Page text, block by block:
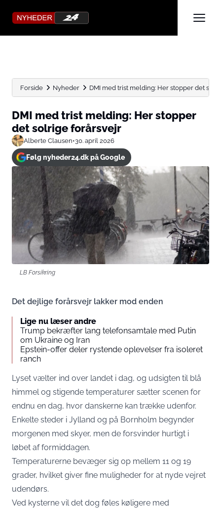
Forside Nyheder DMI med trist melding: Her stopper det
DMI med trist melding: Her stopper
det solrige forårsvejr
Alberte Clausen•30. april 2026
Følg nyheder24.dk på Google
LB Forsikring
Det dejlige forårsvejr lakker mod enden
Lige nu læser andre
Trump bekræfter lang telefonsamtale med Putin
om Ukraine og Iran
Epstein-offer deler rystende oplevelser fra isoleret
ranch
Lyset vælter ind over landet i dag, og udsigten til blå
himmel og stigende temperaturer sætter scenen for
endnu en dag, hvor danskerne kan trække udenfor.
Enkelte steder i Jylland og på Bornholm begynder
morgenen med skyer, men de forsvinder hurtigt i
løbet af formiddagen.
Temperaturerne bevæger sig op mellem 11 og 19
grader, hvilket giver fine muligheder for at nyde vejret
udendørs.
Ved kysterne vil det dog føles køligere med